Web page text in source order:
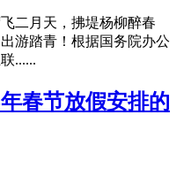
二月天，拂堤杨柳醉春
游踏青！根据国务院办公
......
春节放假安排的